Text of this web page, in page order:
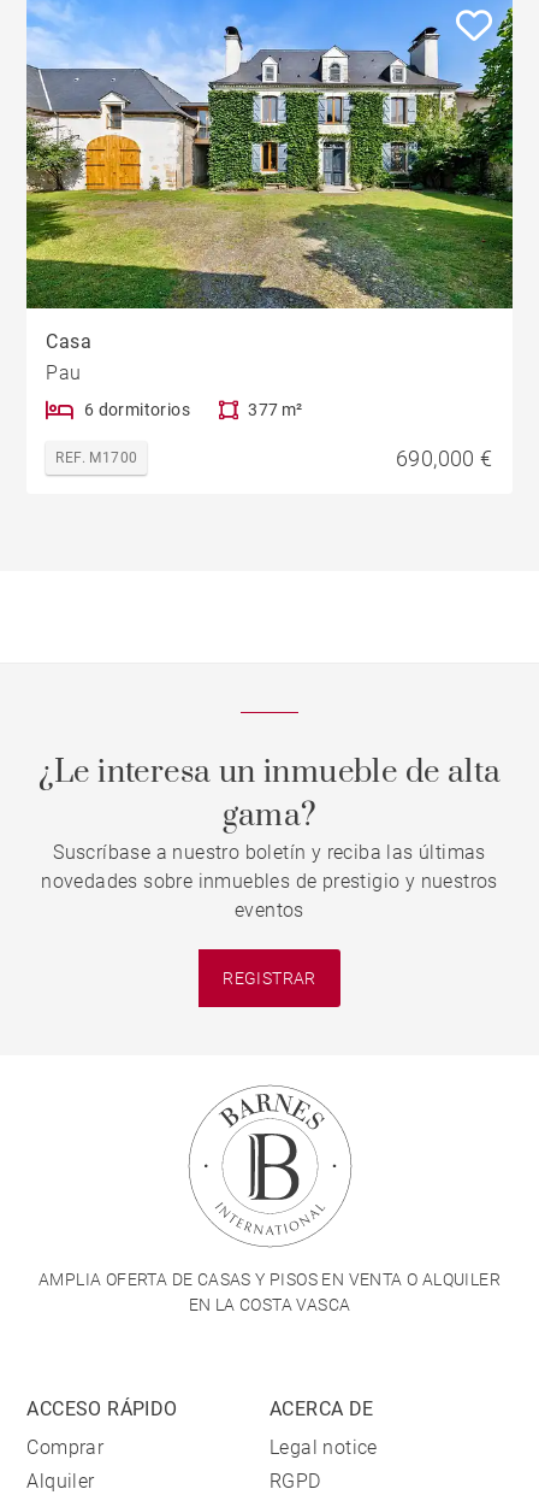
Casa
Pau
6 dormitorios 377 m²
REF. M1700 690,000 €
¿Le interesa un inmueble de alta
gama?
Suscríbase a nuestro boletín y reciba las últimas
novedades sobre inmuebles de prestigio y nuestros
eventos
REGISTRAR
AMPLIA OFERTA DE CASAS Y PISOS EN VENTA O ALQUILER
EN LA COSTA VASCA
ACCESO RÁPIDO
Comprar
Alquiler
ACERCA DE
Legal notice
RGPD